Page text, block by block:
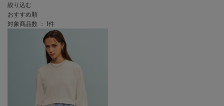
絞り込む
おすすめ順
対象商品数 ： 1件